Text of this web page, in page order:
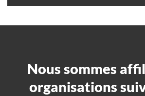
Nous sommes
organisations